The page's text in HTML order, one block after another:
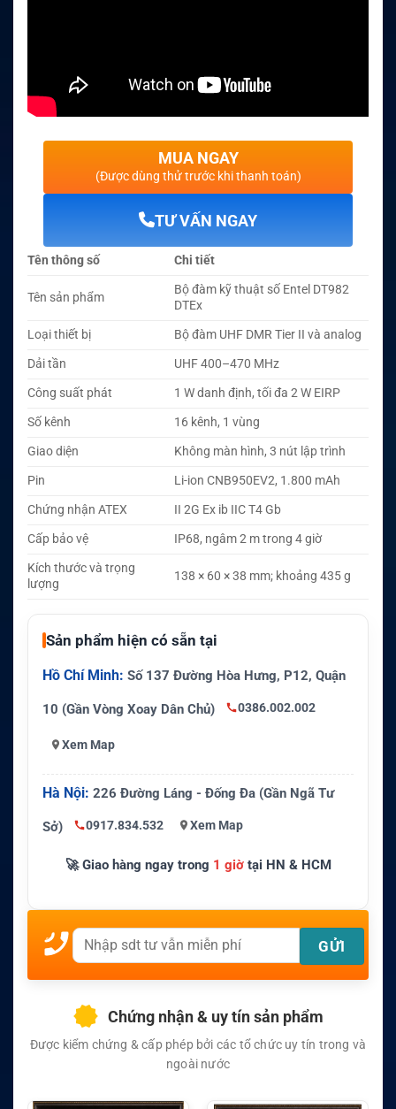
MUA NGAY
(Được dùng thử trước khi thanh toán)
TƯ VẤN NGAY
Tên thông số Chi tiết
Tên sản phẩm
Bộ đàm kỹ thuật số Entel DT982
DTEx
Loại thiết bị
Bộ đàm UHF DMR Tier II và analog
Dải tần
UHF 400–470 MHz
Công suất phát
1 W danh định, tối đa 2 W EIRP
Số kênh
16 kênh, 1 vùng
Giao diện
Không màn hình, 3 nút lập trình
Pin
Li-ion CNB950EV2, 1.800 mAh
Chứng nhận ATEX
II 2G Ex ib IIC T4 Gb
Cấp bảo vệ
IP68, ngâm 2 m trong 4 giờ
Kích thước và trọng
lượng
138 × 60 × 38 mm; khoảng 435 g
Sản phẩm hiện có sẵn tại
Hồ Chí Minh: Số 137 Đường Hòa Hưng, P12, Quận
10 (Gần Vòng Xoay Dân Chủ) 0386.002.002
Xem Map
Hà Nội: 226 Đường Láng - Đống Đa (Gần Ngã Tư
Sở) 0917.834.532 Xem Map
🚀 Giao hàng ngay trong 1 giờtại HN & HCM
Chứng nhận & uy tín sản phẩm
Được kiểm chứng & cấp phép bởi các tổ chức uy tín trong và
ngoài nước